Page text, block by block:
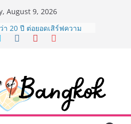
August 9, 2026
FAH พันธมิตรทางธุรกิจ
า 20 ปี ต่อยอดเสิร์ฟความ
CONNECT 2026” ยก
ณฑ์ท้องถิ่นสู่ตลาดเชิง
งยั่งยืน
จัดศึกคนดังสายเกม ไทย
นส์ ใน “Rise of the Tenth